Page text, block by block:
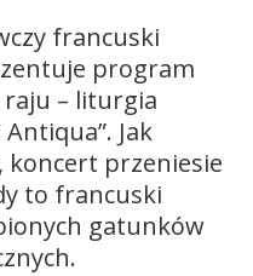
francuski
program
raju – liturgia
Jak
koncert przeniesie
to francuski
gatunków